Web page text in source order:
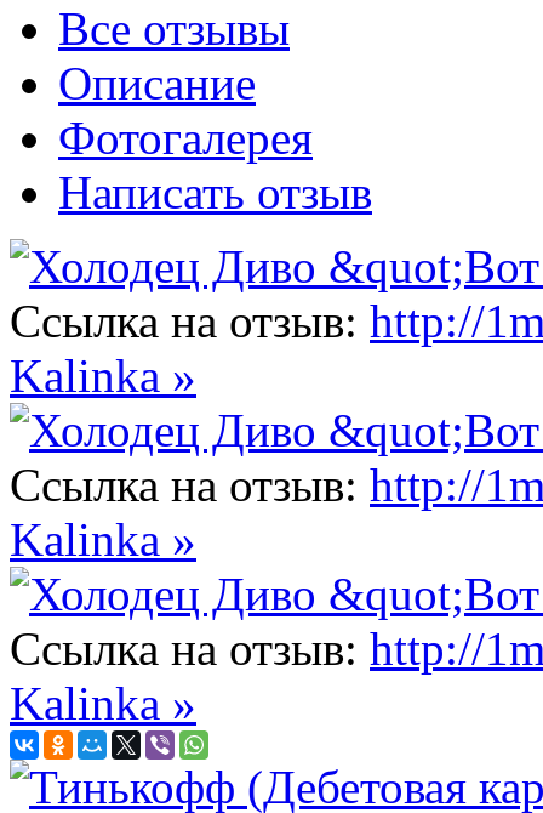
Все отзывы
Описание
Фотогалерея
Написать отзыв
Ссылка на отзыв: http://
Kalinka »
Ссылка на отзыв: http://
Kalinka »
Ссылка на отзыв: http://
Kalinka »